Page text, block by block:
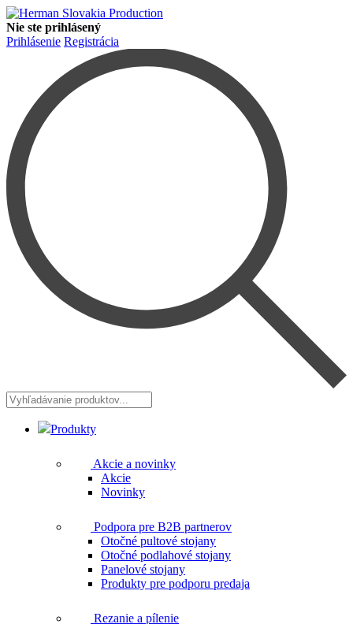
Nie ste prihlásený
Prihlásenie Registrácia
Vyhľadávanie
produktov...
Produkty
Akcie a novinky
Akcie
Novinky
Podpora pre B2B partnerov
Otočné pultové stojany
Otočné podlahové stojany
Panelové stojany
Produkty pre podporu predaja
Rezanie a pílenie